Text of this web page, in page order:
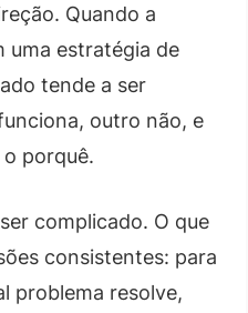
Quando a
uma estratégia de
tende a ser
outro não, e
porquê.
complicado. O que
consistentes: para
problema resolve,